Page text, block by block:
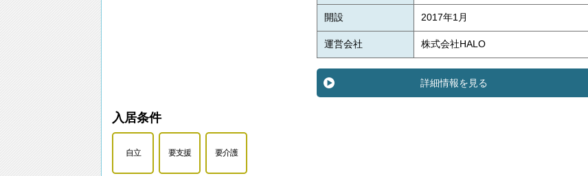
開設 2017年1月
運営会社 株式会社HALO
詳細情報を見る
入居条件
自立 要支援 要介護